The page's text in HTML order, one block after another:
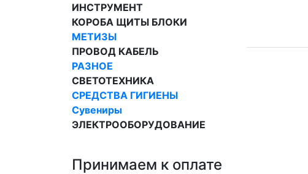
ИНСТРУМЕНТ
КОРОБА ЩИТЫ БЛОКИ
МЕТИЗЫ
ПРОВОД КАБЕЛЬ
РАЗНОЕ
СВЕТОТЕХНИКА
СРЕДСТВА ГИГИЕНЫ
Сувениры
ЭЛЕКТРООБОРУДОВАНИЕ
Принимаем к оплате